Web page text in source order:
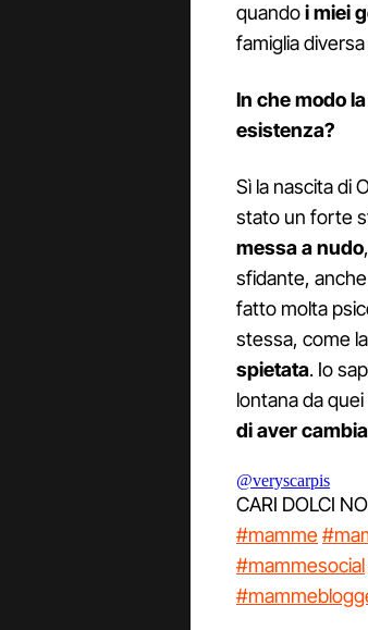
quandoi miei
famiglia
In che modo
esistenza?
Sì la nascita di
stato un forte
messa a nudo
sfidante,
fatto molta
stessa, come
spietata. Io
lontana da
di aver
@veryscarpis
CARI DOLCI
#mamme
#mammesocial